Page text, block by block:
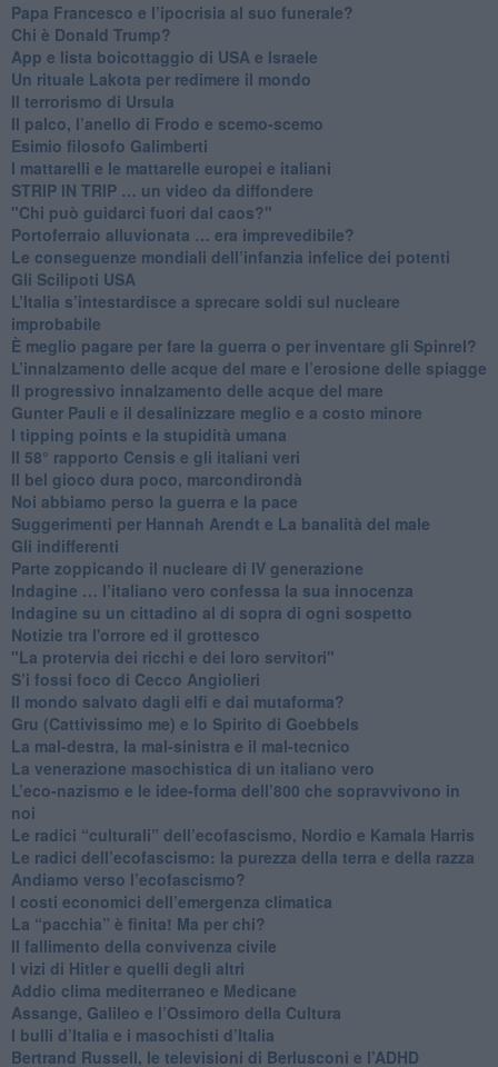
Papa Francesco e l’ipocrisia al suo funerale?
​Chi è Donald Trump?
App e lista boicottaggio di USA e Israele
​Un rituale Lakota per redimere il mondo
Il terrorismo di Ursula
​Il palco, l’anello di Frodo e scemo-scemo
Esimio filosofo Galimberti
​I mattarelli e le mattarelle europei e italiani
​STRIP IN TRIP … un video da diffondere
"Chi può guidarci fuori dal caos?"
​Portoferraio alluvionata … era imprevedibile?
Le conseguenze mondiali dell’infanzia infelice dei potenti
​Gli Scilipoti USA
L’Italia s’intestardisce a sprecare soldi sul nucleare
improbabile
È meglio pagare per fare la guerra o per inventare gli Spinrel?
​L’innalzamento delle acque del mare e l’erosione delle spiagge
​Il progressivo innalzamento delle acque del mare
​Gunter Pauli e il desalinizzare meglio e a costo minore
I tipping points e la stupidità umana
​Il 58° rapporto Censis e gli italiani veri
​Il bel gioco dura poco, marcondirondà
Noi abbiamo perso la guerra e la pace
Suggerimenti per Hannah Arendt e La banalità del male
​Gli indifferenti
Parte zoppicando il nucleare di IV generazione
​Indagine … l’italiano vero confessa la sua innocenza
Indagine su un cittadino al di sopra di ogni sospetto
Notizie tra l'orrore ed il grottesco
"La protervia dei ricchi e dei loro servitori"
S’i fossi foco di Cecco Angiolieri
​Il mondo salvato dagli elfi e dai mutaforma?
Gru (Cattivissimo me) e lo Spirito di Goebbels
​La mal-destra, la mal-sinistra e il mal-tecnico
​La venerazione masochistica di un italiano vero
​L’eco-nazismo e le idee-forma dell’800 che sopravvivono in
noi
​Le radici “culturali” dell’ecofascismo, Nordio e Kamala Harris
Le radici dell’ecofascismo: la purezza della terra e della razza
Andiamo verso l’ecofascismo?
I costi economici dell’emergenza climatica
​La “pacchia” è finita! Ma per chi?
​Il fallimento della convivenza civile
​I vizi di Hitler e quelli degli altri
Addio clima mediterraneo e Medicane
​Assange, Galileo e l’Ossimoro della Cultura
​I bulli d’Italia e i masochisti d’Italia
​Bertrand Russell, le televisioni di Berlusconi e l’ADHD